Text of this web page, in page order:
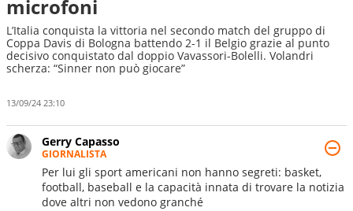
microfoni
L’Italia conquista la vittoria nel secondo match del gruppo di
Coppa Davis di Bologna battendo 2-1 il Belgio grazie al punto
decisivo conquistato dal doppio Vavassori-Bolelli. Volandri
scherza: “Sinner non può giocare”
13/09/24 23:10
Gerry Capasso
GIORNALISTA
Per lui gli sport americani non hanno segreti: basket,
football, baseball e la capacità innata di trovare la notizia
dove altri non vedono granché